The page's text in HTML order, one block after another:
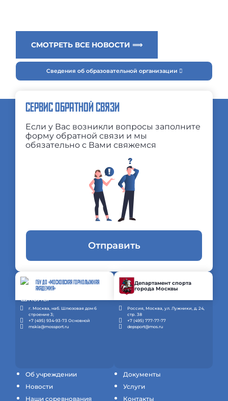
СМОТРЕТЬ ВСЕ НОВОСТИ ⟹
Сведения об образовательной организации
Об учреждении
Новости
Наши соревнования
Документы
Услуги
Контакты
СЕРВИС ОБРАТНОЙ СВЯЗИ
Если у Вас возникли вопросы заполните
форму обратной связи и мы
обязательно с Вами свяжемся
Отправить
ГБУ ДО «МОСКОВСКАЯ ГОРНОЛЫЖНАЯ
АКАДЕМИЯ»
г. Москва, наб. Шлюзовая дом 6
строение 3;
+7 (495) 934-93-73 Основной
mskia@mossport.ru
Департамент спорта
города Москвы
Россия, Москва, ул. Лужники, д. 24,
стр. 38
+7 (495) 777-77-77
depsport@mos.ru